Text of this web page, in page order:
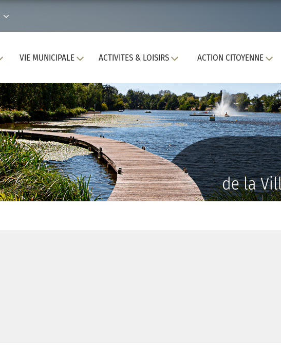
VIE MUNICIPALE ACTIVITES & LOISIRS ACTION CITOYENNE